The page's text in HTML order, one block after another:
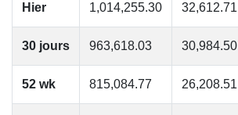
Hier 1,014,255.30 32,612.71
30 jours 963,618.03 30,984.50
52 wk 815,084.77 26,208.51